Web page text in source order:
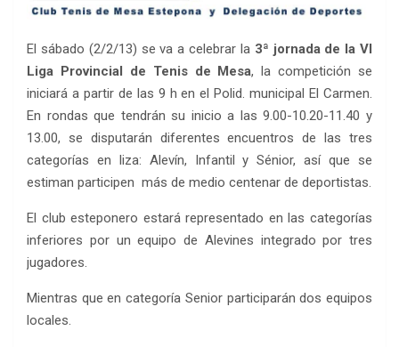
El sábado (2/2/13) se va a celebrar la 3ª jornada de la VI
Liga Provincial de Tenis de Mesa, la competición se
iniciará a partir de las 9 h en el Polid. municipal El Carmen.
En rondas que tendrán su inicio a las 9.00-10.20-11.40 y
13.00, se disputarán diferentes encuentros de las tres
categorías en liza: Alevín, Infantil y Sénior, así que se
estiman participen más de medio centenar de deportistas.
El club esteponero estará representado en las categorías
inferiores por un equipo de Alevines integrado por tres
jugadores.
Mientras que en categoría Senior participarán dos equipos
locales.